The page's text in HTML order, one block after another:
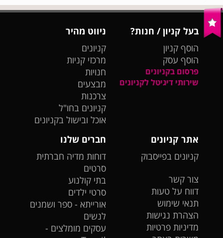
בעל קניון / חנות?
הוסף קניון
הוסף עסק
פרסום בקניונים
שירותי דיגיטל לקניונים
ניווט מהיר
קניונים
מרכזי קניות
חנויות
מבצעים
צרכנות
קניונים בחו"ל
אוכל ובישול בקניונים
אתר קניונים
קניונים בפייסבוק
צור קשר
דווח על טעות
תנאי שימוש
הצהרת נגישות
מדיניות פרטיות
חברים שלנו
דוחות מדיה חברתית
סרטים
בתי קולנוע
סרטי ילדים
אורייתא - ספר ושמנים
לנשים
עסקים מומלצים -